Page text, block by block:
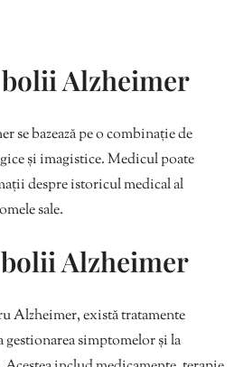
Alzheimer
bazează pe o combinație de
și imagistice. Medicul poate
despre istoricul medical al
sale.
Alzheimer
Alzheimer, există tratamente
simptomelor și la